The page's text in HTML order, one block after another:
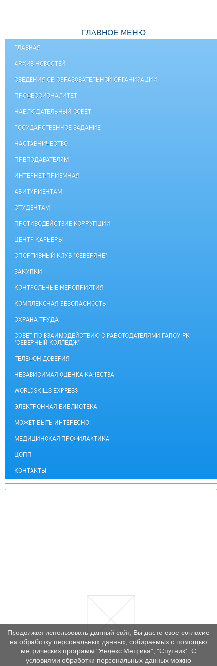
ГЛАВНОЕ МЕНЮ
ГЛАВНАЯ
АРХИВ НОВОСТЕЙ
СВЕДЕНИЯ ОБ ОБРАЗОВАТЕЛЬНОЙ ОРГАНИЗАЦИИ
ПРОФЕССИОНАЛИТЕТ
НАБЛЮДАТЕЛЬНЫЙ СОВЕТ
ГОСУДАРСТВЕННОЕ ЗАДАНИЕ
НАСТАВНИЧЕСТВО
ПРЕПОДАВАТЕЛЯМ
ИНТЕРНЕТ-ПРИЕМНАЯ
АБИТУРИЕНТАМ
СТУДЕНТАМ
ПРОТИВОДЕЙСТВИЕ КОРРУПЦИИ
ЦЕНТР КАРЬЕРЫ
СПОРТИВНЫЙ КЛУБ "СЕВЕРЯНЕ"
ЗАКУПКИ
КОНТРОЛЬНЫЕ МЕРОПРИЯТИЯ
КОМПЛЕКСНАЯ БЕЗОПАСНОСТЬ
ОХРАНА ТРУДА
СОВЕТ ПО ВЗАИМОДЕЙСТВИЮ С РАБОТОДАТЕЛЯМИ ГАПОУ РК
"СЕВЕРНЫЙ КОЛЛЕДЖ"
ТЕЛЕФОН ДОВЕРИЯ
НЕЗАВИСИМАЯ ОЦЕНКА КАЧЕСТВА
WORLDSKILLS EXPRESS
ЭЛЕКТРОННАЯ БИБЛИОТЕКА
МОЖЕТ БЫТЬ ИНТЕРЕСНО!
МЕДИЦИНСКАЯ ПРОФИЛАКТИКА
ЦОПП
КОНТАКТЫ
Продолжая использовать данный сайт, Вы даете свое согласие
на обработку персональных данных, собираемых с помощью
метрических программ "Яндекс Метрика", "Спутник". С
условиями обработки персональных данных можно